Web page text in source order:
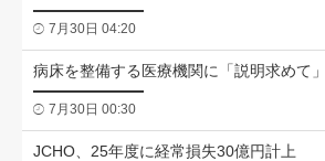
7月30日 04:20
病床を整備する医療機関に「説明求めて」
7月30日 00:30
JCHO、25年度に経常損失30億円計上